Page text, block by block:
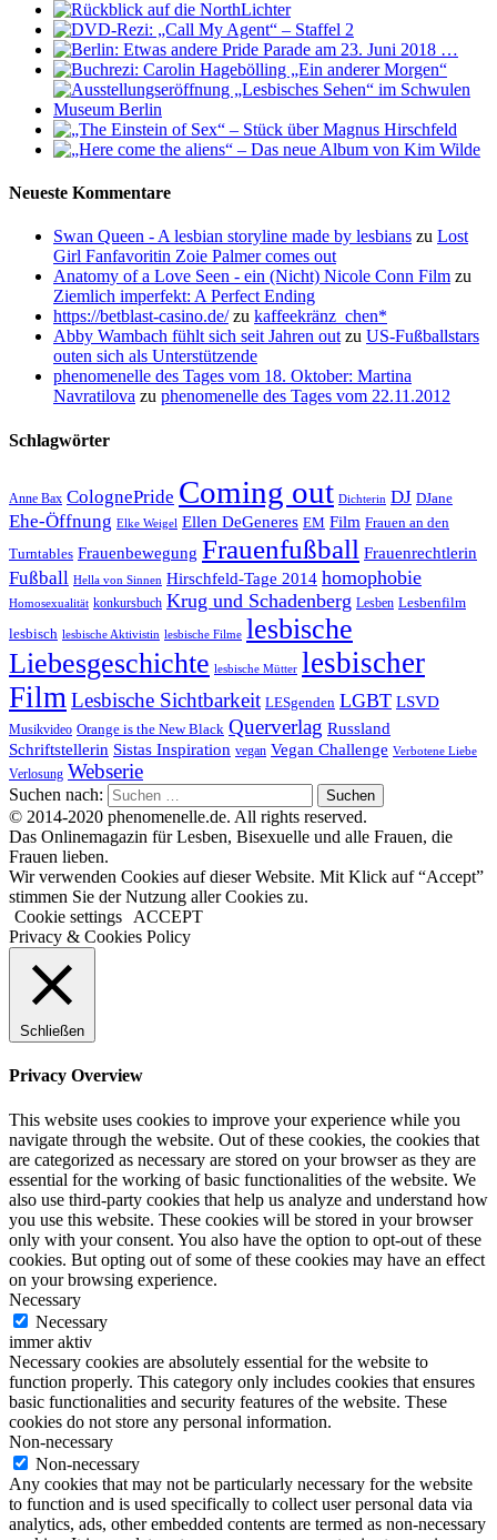
Neueste Kommentare
Swan Queen - A lesbian storyline made by lesbians zu Lost
Girl Fanfavoritin Zoie Palmer comes out
Anatomy of a Love Seen - ein (Nicht) Nicole Conn Film zu
Ziemlich imperfekt: A Perfect Ending
https://betblast-casino.de/zu kaffeekränz_chen*
Abby Wambach fühlt sich seit Jahren outzu US-Fußballstars
outen sich als Unterstützende
phenomenelle des Tages vom 18. Oktober: Martina
Navratilova zu phenomenelle des Tages vom 22.11.2012
Schlagwörter
Anne Bax ColognePride Coming out Dichterin DJ DJane
Ehe-Öffnung Elke Weigel Ellen DeGeneres EM Film Frauen an den
Turntables Frauenbewegung Frauenfußball Frauenrechtlerin
Fußball Hella von Sinnen Hirschfeld-Tage 2014 homophobie
Homosexualität konkursbuch Krug und Schadenberg Lesben Lesbenfilm
lesbisch lesbische Aktivistin lesbische Filme lesbische
Liebesgeschichte lesbische Mütter lesbischer
Film Lesbische Sichtbarkeit LESgenden LGBT LSVD
Musikvideo Orange is the New Black Querverlag Russland
Schriftstellerin Sistas Inspiration vegan Vegan Challenge Verbotene Liebe
Verlosung Webserie
Suchen nach:
© 2014-2020 phenomenelle.de. All rights reserved.
Das Onlinemagazin für Lesben, Bisexuelle und alle Frauen, die
Frauen lieben.
Wir verwenden Cookies auf dieser Website. Mit Klick auf “Accept”
stimmen Sie der Nutzung aller Cookies zu.
Cookie settings
ACCEPT
Privacy & Cookies Policy
Schließen
Privacy Overview
This website uses cookies to improve your experience while you
navigate through the website. Out of these cookies, the cookies that
are categorized as necessary are stored on your browser as they are
essential for the working of basic functionalities of the website. We
also use third-party cookies that help us analyze and understand how
you use this website. These cookies will be stored in your browser
only with your consent. You also have the option to opt-out of these
cookies. But opting out of some of these cookies may have an effect
on your browsing experience.
Necessary
Necessary
immer aktiv
Necessary cookies are absolutely essential for the website to
function properly. This category only includes cookies that ensures
basic functionalities and security features of the website. These
cookies do not store any personal information.
Non-necessary
Non-necessary
Any cookies that may not be particularly necessary for the website
to function and is used specifically to collect user personal data via
analytics, ads, other embedded contents are termed as non-necessary